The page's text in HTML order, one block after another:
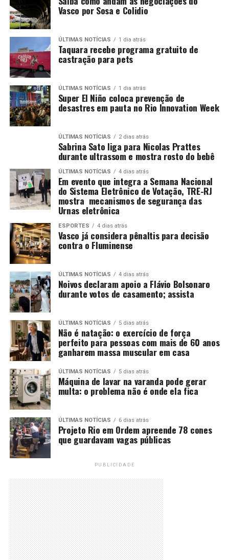
Vasco por Sosa e Colidio
ÚLTIMAS NOTÍCIAS 1 dia atrás
Taquara recebe programa gratuito de
castração para pets
ÚLTIMAS NOTÍCIAS 1 dia atrás
Super El Niño coloca prevenção de
desastres em pauta no Rio Innovation Week
ÚLTIMAS NOTÍCIAS 2 dias atrás
Sabrina Sato liga para Nicolas Prattes
durante ultrassom e mostra rosto do bebê
ÚLTIMAS NOTÍCIAS 4 dias atrás
Em evento que integra a Semana Nacional
do Sistema Eletrônico de Votação, TRE-RJ
mostra mecanismos de segurança das
Urnas eletrônica
ESPORTES 4 dias atrás
Vasco já considera pênaltis para decisão
contra o Fluminense
ÚLTIMAS NOTÍCIAS 4 dias atrás
Noivos declaram apoio a Flávio Bolsonaro
durante votos de casamento; assista
ÚLTIMAS NOTÍCIAS 5 dias atrás
Não é natação: o exercício de força
perfeito para pessoas com mais de 60 anos
ganharem massa muscular em casa
ÚLTIMAS NOTÍCIAS 5 dias atrás
Máquina de lavar na varanda pode gerar
multa: o problema não é onde ela fica
ÚLTIMAS NOTÍCIAS 6 dias atrás
Projeto Rio em Ordem apreende 78 cones
que guardavam vagas públicas
PUBLICIDADE